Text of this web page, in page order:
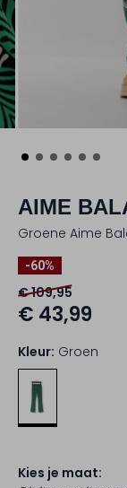
AIME
Groene Aime
-60%
€ 109,95
€ 43,99
Kleur: Groen
Kies je maat: